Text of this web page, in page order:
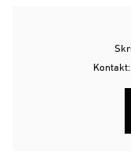
Kontakt: